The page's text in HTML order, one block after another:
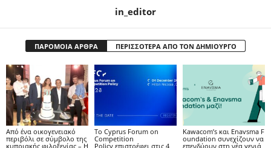
in_editor
ΠΑΡΟΜΟΙΑ ΑΡΘΡΑ ΠΕΡΙΣΣΟΤΕΡΑ ΑΠΟ ΤΟΝ ΔΗΜΙΟΥΡΓΟ
Από ένα οικογενειακό
περιβόλι σε σύμβολο της
κυπριακής φιλοξενίας – Η
Το Cyprus Forum on
Competition
Policy επιστρέφει στις 4
Kawacom’s και Enavsma F
oundation συνεχίζουν να
επενδύουν στη νέα γενιά